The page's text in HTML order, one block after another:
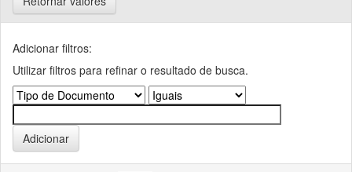
Adicionar filtros:
Utilizar filtros para refinar o resultado de busca.